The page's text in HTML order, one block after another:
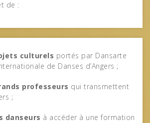
de :
culturels portés par Dansarte
de Danses d’Angers ;
professeurs qui transmettent
;
danseurs à accéder à une formation